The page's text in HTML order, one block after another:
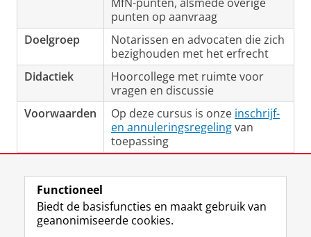
punten op aanvraag
Doelgroep
Notarissen en advocaten die zich
bezighouden met het erfrecht
Didactiek
Hoorcollege met ruimte voor
vragen en discussie
Voorwaarden
Op deze cursus is onze inschrijf-
en annuleringsregelingvan
toepassing
Laatst gewijzigd: 16 maart 2026 09:15
Functioneel
Biedt de basisfuncties en maakt gebruik van
geanonimiseerde cookies.